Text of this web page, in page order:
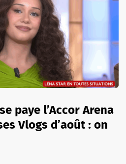
paye l’Accor Arena
Vlogs d’août : on